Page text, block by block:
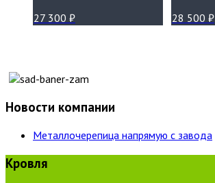
27 300 ₽ 28 500 ₽
Новости компании
Металлочерепица напрямую с завода
Кровля